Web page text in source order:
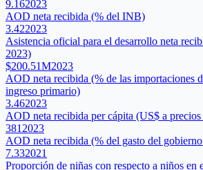
9.162023
AOD neta recibida (% del INB)
3.422023
Asistencia oficial para el desarrollo neta
2023)
$200.51M2023
AOD neta recibida (% de las importaciones
ingreso primario)
3.462023
AOD neta recibida per cápita (US$ a precios
381 2023
AOD neta recibida (% del gasto del
7.332021
Proporción de niñas con respecto a niños en